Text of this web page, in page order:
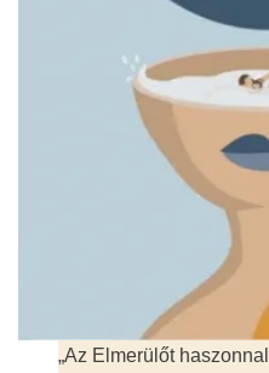
„Az Elmerülőt